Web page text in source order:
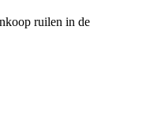
ruilen in de